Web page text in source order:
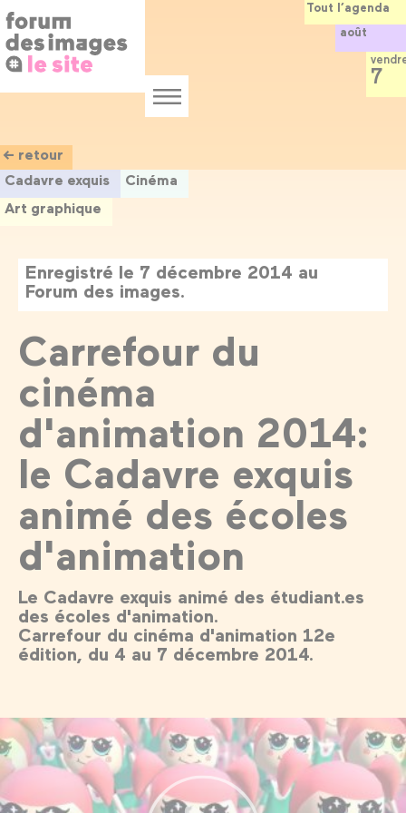
au
contenu
principal
Menu
← retour
Cadavre exquis
Cinéma
Art graphique
Enregistré le 7 décembre 2014 au
Forum des images.
Carrefour du
cinéma
d'animation 2014:
le Cadavre exquis
animé des écoles
d'animation
Le Cadavre exquis animé des étudiant.es
des écoles d'animation.
Carrefour du cinéma d'animation 12e
édition, du 4 au 7 décembre 2014.
Tout l’agenda
août
7